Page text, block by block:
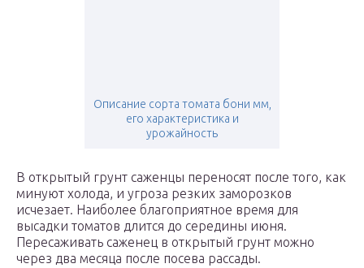
Описание сорта томата бони мм,
его характеристика и
урожайность
В открытый грунт саженцы переносят после того, как
минуют холода, и угроза резких заморозков
исчезает. Наиболее благоприятное время для
высадки томатов длится до середины июня.
Пересаживать саженец в открытый грунт можно
через два месяца после посева рассады.